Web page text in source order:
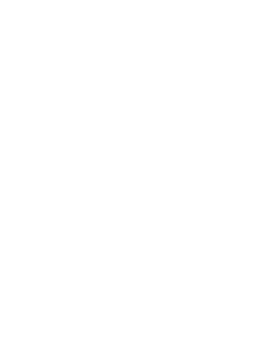
לאלג'רנון
المصورة